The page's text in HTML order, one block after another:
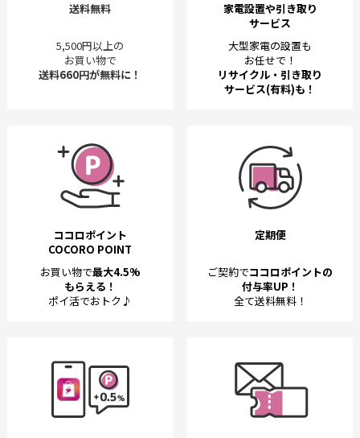
送料無料
5,500円以上の
お買い物で
送料660円が無料に！
家電設置や引き取り
サービス
大型家電の設置も
お任せで！
リサイクル・引き取り
サービス(有料)も！
ココロポイント
COCORO POINT
お買い物で最大4.5%
もらえる！
ポイ活でおトク♪
定期便
ご契約でココロポイントの
付与率UP！
全て送料無料！